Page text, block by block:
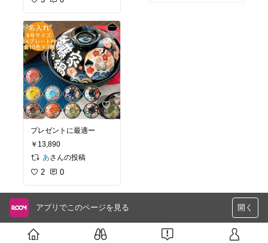
プレゼントに最適ー
￥13,890
あさんの投稿
2 0
アプリでこのページを見る 開く